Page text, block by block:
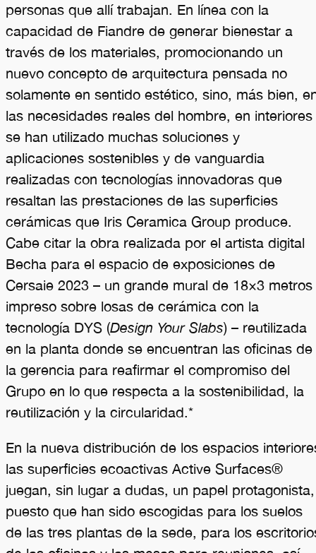
personas que allí trabajan. En línea con la
capacidad de Fiandre de generar bienestar a
través de los materiales, promocionando un
nuevo concepto de arquitectura pensada no
solamente en sentido estético, sino, más bien,
las necesidades reales del hombre, en interiores
se han utilizado muchas soluciones y
aplicaciones sostenibles y de vanguardia
realizadas con tecnologías innovadoras que
resaltan las prestaciones de las superficies
cerámicas que Iris Ceramica Group produce.
Cabe citar la obra realizada por el artista digital
Becha para el espacio de exposiciones de
Cersaie 2023 – un grande mural de 18×3 metros
impreso sobre losas de cerámica con la
tecnología DYS (Design Your Slabs) – reutilizada
en la planta donde se encuentran las oficinas de
la gerencia para reafirmar el compromiso del
Grupo en lo que respecta a la sostenibilidad, la
reutilización y la circularidad.*
En la nueva distribución de los espacios
las superficies ecoactivas Active Surfaces®
juegan, sin lugar a dudas, un papel protagonista,
puesto que han sido escogidas para los suelos
de las tres plantas de la sede, para los